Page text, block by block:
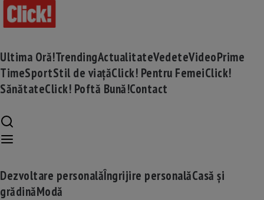
Ultima Oră!TrendingActualitateVedeteVideoPrime
TimeSportStil de viațăClick! Pentru FemeiClick!
SănătateClick! Poftă Bună!Contact
Dezvoltare personalăÎngrijire personalăCasă și
grădinăModă